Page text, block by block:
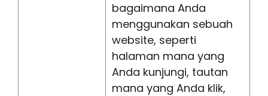
bagaimana Anda
menggunakan sebuah
website, seperti
halaman mana yang
Anda kunjungi, tautan
mana yang Anda klik,